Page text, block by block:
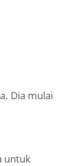
Dia mulai
untuk